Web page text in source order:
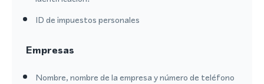
ID de impuestos personales
Empresas
Nombre, nombre de la empresa y número de teléfono